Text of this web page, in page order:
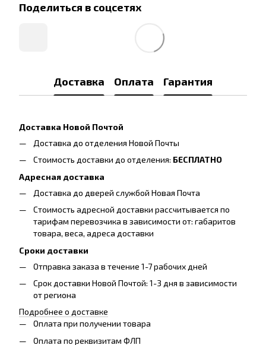
Поделиться в соцсетях
Доставка Оплата Гарантия
Доставка Новой Почтой
Доставка до отделения Новой Почты
Стоимость доставки до отделения: БЕСПЛАТНО
Адресная доставка
Доставка до дверей службой Новая Почта
Стоимость адресной доставки рассчитывается по
тарифам перевозчика в зависимости от: габаритов
товара, весa, адреса доставки
Сроки доставки
Отправка заказа в течение 1-7 рабочих дней
Срок доставки Новой Почтой: 1-3 дня в зависимости
от региона
Подробнее о доставке
Оплата при получении товара
Оплата по реквизитам ФЛП